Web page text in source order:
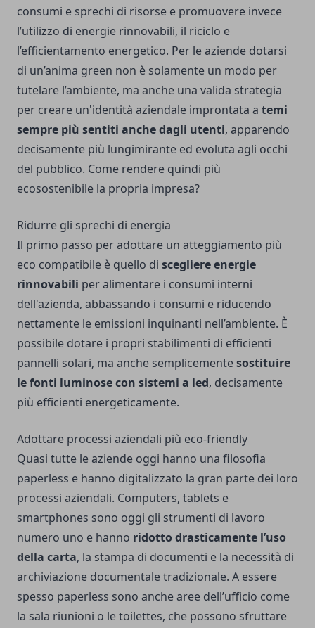
consumi e sprechi di risorse e promuovere invece
l’utilizzo di energie rinnovabili, il riciclo e
l’efficientamento energetico. Per le aziende dotarsi
di un’anima green non è solamente un modo per
tutelare l’ambiente, ma anche una valida strategia
per creare un'identità aziendale improntata a temi
sempre più sentiti anche dagli utenti, apparendo
decisamente più lungimirante ed evoluta agli occhi
del pubblico. Come rendere quindi più
ecosostenibile la propria impresa?
Ridurre gli sprechi di energia
Il primo passo per adottare un atteggiamento più
eco compatibile è quello di scegliere energie
rinnovabili per alimentare i consumi interni
dell'azienda, abbassando i consumi e riducendo
nettamente le emissioni inquinanti nell’ambiente. È
possibile dotare i propri stabilimenti di efficienti
pannelli solari, ma anche semplicementesostituire
le fonti luminose con sistemi a led, decisamente
più efficienti energeticamente.
Adottare processi aziendali più eco-friendly
Quasi tutte le aziende oggi hanno una filosofia
paperless e hanno digitalizzato la gran parte dei loro
processi aziendali. Computers, tablets e
smartphones sono oggi gli strumenti di lavoro
numero uno e hanno ridotto drasticamente l’uso
della carta, la stampa di documenti e la necessità di
archiviazione documentale tradizionale. A essere
spesso paperless sono anche aree dell’ufficio come
la sala riunioni o le toilettes, che possono sfruttare